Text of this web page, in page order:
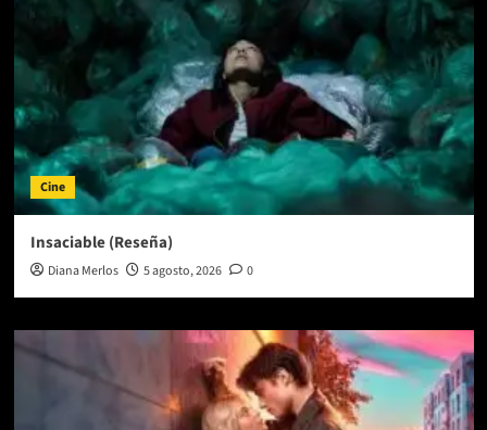
Cine
Insaciable (Reseña)
Diana Merlos 5 agosto, 2026 0